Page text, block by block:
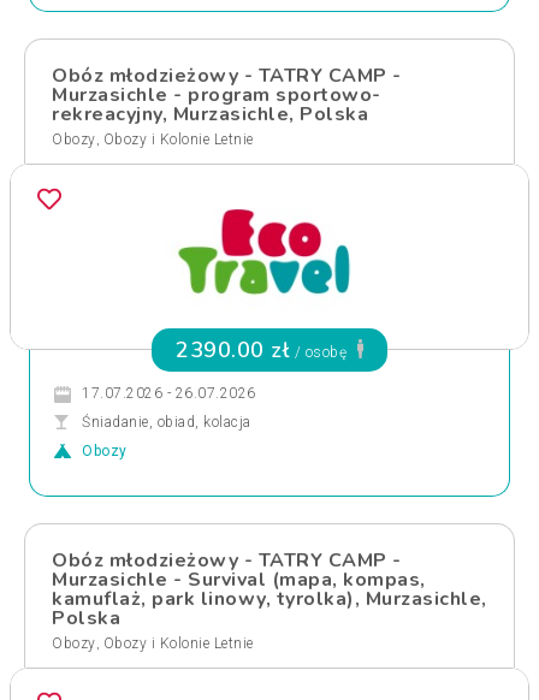
Obóz młodzieżowy - TATRY CAMP -
Murzasichle - program sportowo-
rekreacyjny, Murzasichle, Polska
Obozy, Obozy i Kolonie Letnie
2390.00 zł / osobę
17.07.2026 - 26.07.2026
Śniadanie, obiad, kolacja
Obozy
Obóz młodzieżowy - TATRY CAMP -
Murzasichle - Survival (mapa, kompas,
kamuflaż, park linowy, tyrolka), Murzasichle,
Polska
Obozy, Obozy i Kolonie Letnie